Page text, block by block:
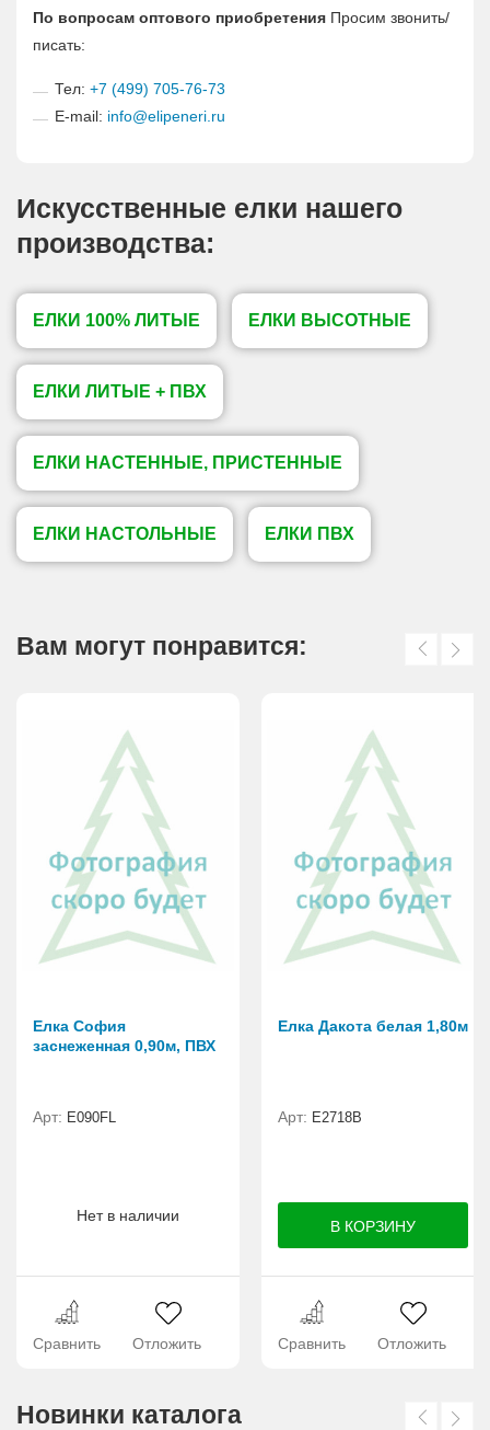
По вопросам оптового приобретения Просим звонить/
писать:
Тел: +7 (499) 705-76-73
E-mail: info@elipeneri.ru
Искусственные елки нашего
производства:
ЕЛКИ 100% ЛИТЫЕ ЕЛКИ ВЫСОТНЫЕ
ЕЛКИ ЛИТЫЕ + ПВХ
ЕЛКИ НАСТЕННЫЕ, ПРИСТЕННЫЕ
ЕЛКИ НАСТОЛЬНЫЕ ЕЛКИ ПВХ
Вам могут понравится:
Елка София
заснеженная 0,90м, ПВХ
Арт: E090FL
Нет в наличии
Сравнить Отложить
Елка Дакота белая 1,80м
Арт: Е2718B
Сравнить Отложить
Новинки каталога